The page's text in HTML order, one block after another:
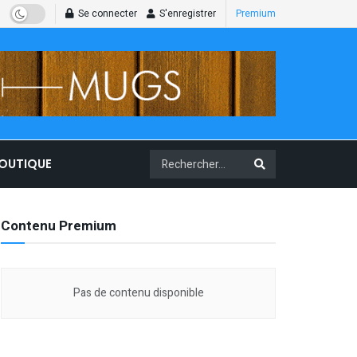
Se connecter S'enregistrer Premium
Contenu Premium
Pas de contenu disponible